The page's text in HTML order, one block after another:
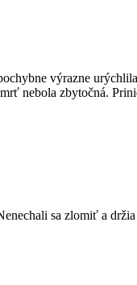
výrazne
nebola zbytočná.
sa zlomiť a